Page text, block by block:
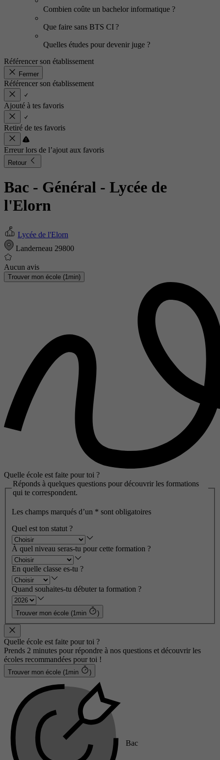
Combien coûte un bachelor informatique ?
Que faire sans BTS CI ?
Quelles études pour devenir juge ?
Référencer son établissement
Fermer
Référencer son établissement
Ajouté à tes favoris
Retiré de tes favoris
Erreur lors de l’ajout aux favoris
Retour
Bac - Général - Lycée de
l'Elorn
Lycée de l'Elorn
Landerneau 29800
Aucun avis
Trouver mon école (1min)
Quelle école est faite pour toi ?
Réponds à quelques questions pour découvrir les formations
qui te correspondent.
Les champs marqués d’un * sont obligatoires
Quel est ton statut ?
À quel niveau seras-tu pour cette formation ?
En quelle classe es-tu ?
Quand souhaites-tu débuter ta formation ?
Trouver mon école (1min )
Quelle école est faite pour toi ?
Prends 2 minutes pour répondre à nos questions et découvrir les
écoles recommandées pour toi !
Trouver mon école (1min )
Bac